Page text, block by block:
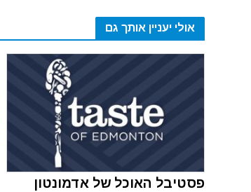
אולי יעניין אותך גם
פסטיבל האוכל של אדמונטון